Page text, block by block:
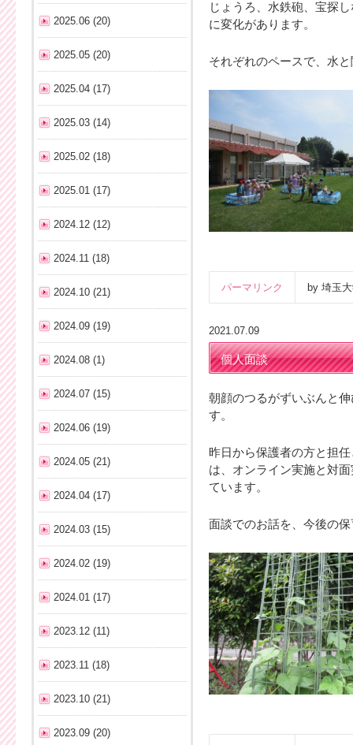
じょうろ、水鉄砲、宝探
に変化があります。
それぞれのペースで、水
パーマリンク by 埼玉
2021.07.09
個人面談
朝顔のつるがずいぶんと
す。
昨日から保護者の方と担
は、オンライン実施と対
ています。
面談でのお話を、今後の
2025.06 (20)
2025.05 (20)
2025.04 (17)
2025.03 (14)
2025.02 (18)
2025.01 (17)
2024.12 (12)
2024.11 (18)
2024.10 (21)
2024.09 (19)
2024.08 (1)
2024.07 (15)
2024.06 (19)
2024.05 (21)
2024.04 (17)
2024.03 (15)
2024.02 (19)
2024.01 (17)
2023.12 (11)
2023.11 (18)
2023.10 (21)
2023.09 (20)